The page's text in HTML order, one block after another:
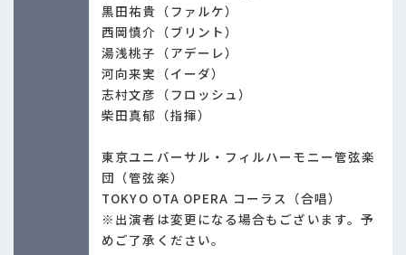
黒田祐貴（ファルケ）
西岡慎介（ブリント）
湯浅桃子（アデーレ）
河向来実（イーダ）
志村文彦（フロッシュ）
柴田真郁（指揮）
東京ユニバーサル・フィルハーモニー管弦楽
団（管弦楽）
TOKYO OTA OPERA コーラス（合唱）
※出演者は変更になる場合もございます。予
めご了承ください。